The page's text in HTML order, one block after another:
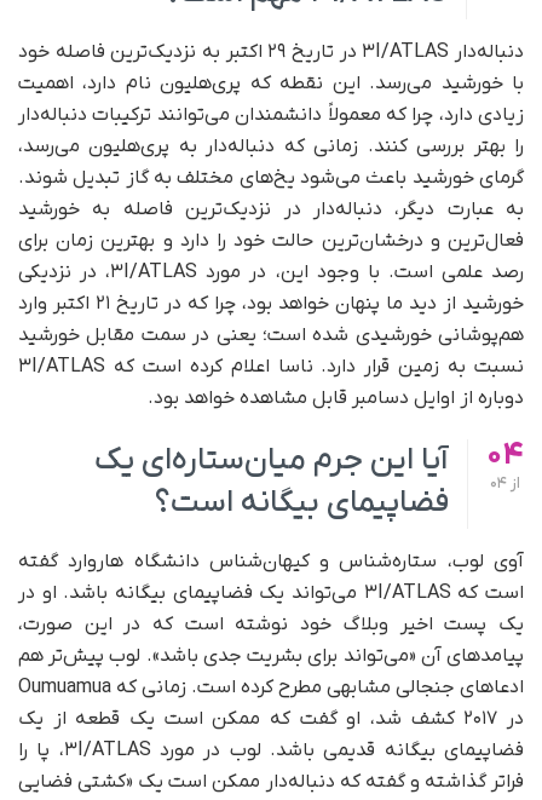
دنباله‌دار ۳I/ATLAS در تاریخ ۲۹ اکتبر به نزدیک‌ترین فاصله خود
با خورشید می‌رسد. این نقطه که پری‌هلیون نام دارد، اهمیت
زیادی دارد، چرا که معمولاً دانشمندان می‌توانند ترکیبات دنباله‌دار
را بهتر بررسی کنند. زمانی که دنباله‌دار به پری‌هلیون می‌رسد،
گرمای خورشید باعث می‌شود یخ‌های مختلف به گاز تبدیل شوند.
به عبارت دیگر، دنباله‌دار در نزدیک‌ترین فاصله به خورشید
فعال‌ترین و درخشان‌ترین حالت خود را دارد و بهترین زمان برای
رصد علمی است. با وجود این، در مورد ۳I/ATLAS، در نزدیکی
خورشید از دید ما پنهان خواهد بود، چرا که در تاریخ ۲۱ اکتبر وارد
هم‌پوشانی خورشیدی شده است؛ یعنی در سمت مقابل خورشید
نسبت به زمین قرار دارد. ناسا اعلام کرده است که ۳I/ATLAS
دوباره از اوایل دسامبر قابل مشاهده خواهد بود.
04
از
آیا این جرم میان‌ستاره‌ای یک
فضاپیمای بیگانه است؟
آوی لوب، ستاره‌شناس و کیهان‌شناس دانشگاه هاروارد گفته
است که ۳I/ATLAS می‌تواند یک فضاپیمای بیگانه باشد. او در
یک پست اخیر وبلاگ خود نوشته است که در این صورت،
پیامدهای آن «می‌تواند برای بشریت جدی باشد». لوب پیش‌تر هم
ادعاهای جنجالی مشابهی مطرح کرده است. زمانی که Oumuamua
در ۲۰۱۷ کشف شد، او گفت که ممکن است یک قطعه از یک
فضاپیمای بیگانه قدیمی باشد. لوب در مورد ۳I/ATLAS، پا را
فراتر گذاشته و گفته که دنباله‌دار ممکن است یک «کشتی فضایی